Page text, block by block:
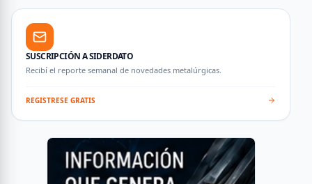
SUSCRIPCIÓN A SIDERDATO
Recibí el reporte semanal de novedades metalúrgicas.
REGISTRESE GRATIS